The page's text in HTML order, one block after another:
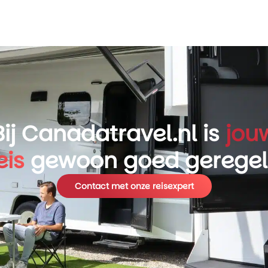
Canadatravel.nl is
gewoon goed
Contact met onze reisexpert